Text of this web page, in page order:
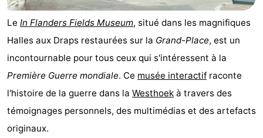
Westende
Météo
Contact
Le In Flanders Fields Museum, situé dans les magnifiques
Halles aux Draps restaurées sur la Grand-Place, est un
incontournable pour tous ceux qui s'intéressent à la
Première Guerre mondiale. Ce musée interactif raconte
l'histoire de la guerre dans la Westhoek à travers des
témoignages personnels, des multimédias et des artefacts
originaux.